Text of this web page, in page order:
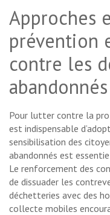
Approches
prévention
contre les
abandonnés
Pour lutter contre la
est indispensable
sensibilisation des
abandonnés est
Le renforcement des
de dissuader les
déchetteries avec des
collecte mobiles